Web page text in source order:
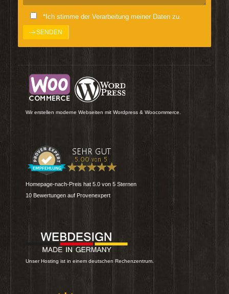
*Ich stimme der Verarbeitung meiner Daten zu.
Wir erstellen moderne Webseiten mit Wordpress & Woocommerce.
Homepage-nach-Preis hat 5.0 von 5 Sternen
10 Bewertungen auf Provenexpert
Unser Hosting ist in einem deutschen Rechenzentrum.